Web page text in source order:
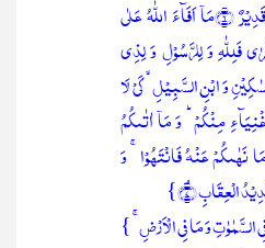
اللّٰہُ عَلٰی کُلِّ شَیۡءٍ قَدِیۡرٌ ﴿۶﴾مَاۤ اَفَآءَ اللّٰہُ عَلٰی
فَلِلّٰہِ وَ لِلرَّسُوۡلِ وَ لِذِی
وَ ابۡنِ السَّبِیۡلِ ۙ کَیۡ لَا
مِنۡکُمۡ ؕ وَ مَاۤ اٰتٰىکُمُ
نَہٰىکُمۡ عَنۡہُ فَانۡتَہُوۡا ۚ وَ
الۡعِقَابِ ۘ﴿۷﴾}
السَّمٰوٰتِ وَ مَا فِی الۡاَرۡضِ ۚ }